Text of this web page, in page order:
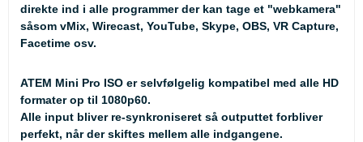
direkte ind i alle programmer der kan tage et "webkamera"
såsom vMix, Wirecast, YouTube, Skype, OBS, VR Capture,
Facetime osv.
ATEM Mini Pro ISO er selvfølgelig kompatibel med alle HD
formater op til 1080p60.
Alle input bliver re-synkroniseret så outputtet forbliver
perfekt, når der skiftes mellem alle indgangene.